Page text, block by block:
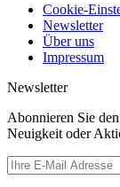
Cookie-
Newsletter
Über uns
Impressum
Newsletter
Abonnieren Sie
Neuigkeit oder